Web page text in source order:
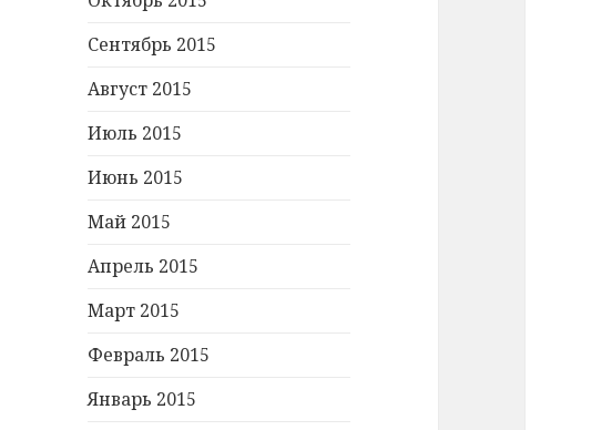
Сентябрь 2015
Август 2015
Июль 2015
Июнь 2015
Май 2015
Апрель 2015
Март 2015
Февраль 2015
Январь 2015